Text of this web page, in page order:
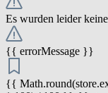
Es wurden leider
{{ errorMessage }}
{{